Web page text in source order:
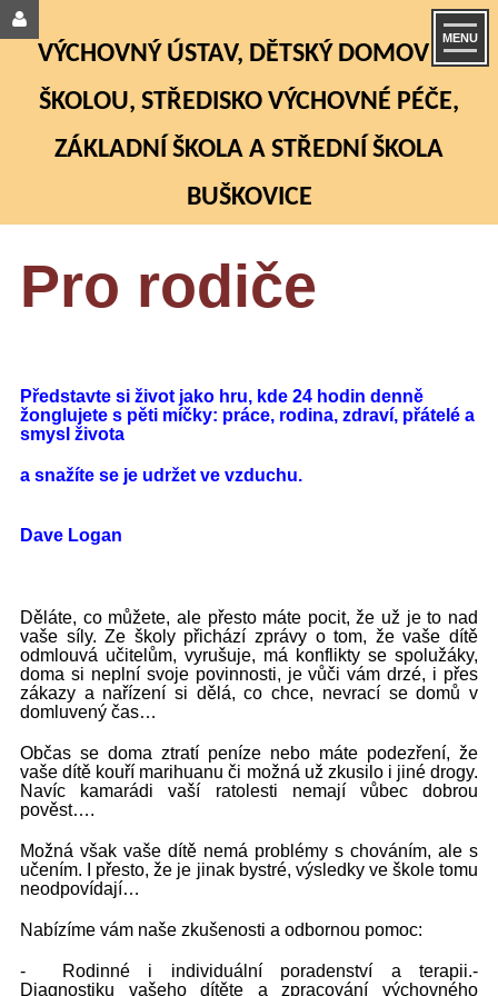
VÝCHOVNÝ ÚSTAV, DĚTSKÝ DOMOV SE
ŠKOLOU, STŘEDISKO VÝCHOVNÉ PÉČE,
ZÁKLADNÍ ŠKOLA A STŘEDNÍ ŠKOLA
BUŠKOVICE
MENU
Pro rodiče
Představte si život jako hru, kde 24 hodin denně
žonglujete s pěti míčky: práce, rodina, zdraví, přátelé a
smysl života
a snažíte se je udržet ve vzduchu.
Dave Logan
Děláte, co můžete, ale přesto máte pocit, že už je to nad
vaše síly. Ze školy přichází zprávy o tom, že vaše dítě
odmlouvá učitelům, vyrušuje, má konflikty se spolužáky,
doma si neplní svoje povinnosti, je vůči vám drzé, i přes
zákazy a nařízení si dělá, co chce, nevrací se domů v
domluvený čas…
Občas se doma ztratí peníze nebo máte podezření, že
vaše dítě kouří marihuanu či možná už zkusilo i jiné drogy.
Navíc kamarádi vaší ratolesti nemají vůbec dobrou
pověst….
Možná však vaše dítě nemá problémy s chováním, ale s
učením. I přesto, že je jinak bystré, výsledky ve škole tomu
neodpovídají…
Nabízíme vám naše zkušenosti a odbornou pomoc:
- Rodinné i individuální poradenství a terapii.-
Diagnostiku vašeho dítěte a zpracování výchovného